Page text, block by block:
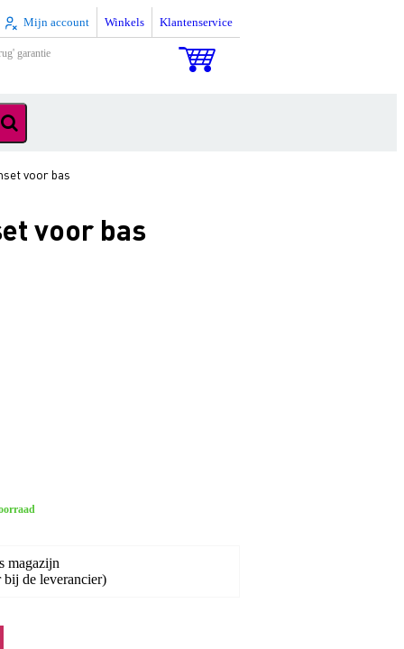
Mijn account Winkels Klantenservice
garantie
voor bas
voor bas
magazijn
bij de leverancier)